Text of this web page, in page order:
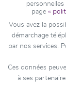
page «
Vous avez la
démarchage
par nos services.
Ces données
à ses